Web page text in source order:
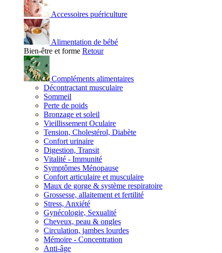
Accessoires puériculture
Alimentation de bébé
Bien-être et forme Retour
Compléments alimentaires
Décontractant musculaire
Sommeil
Perte de poids
Bronzage et soleil
Vieillissement Oculaire
Tension, Cholestérol, Diabète
Confort urinaire
Digestion, Transit
Vitalité - Immunité
Symptômes Ménopause
Confort articulaire et musculaire
Maux de gorge & système respiratoire
Grossesse, allaitement et fertilité
Stress, Anxiété
Gynécologie, Sexualité
Cheveux, peau & ongles
Circulation, jambes lourdes
Mémoire - Concentration
Anti-âge